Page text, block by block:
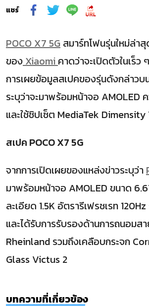
แชร์
POCO X7 5G สมาร์ทโฟนรุ่นใหม่ล่า
ของXiaomiคาดว่าจะเปิดตัวในเร็
การเผยข้อมูลสเปคของรุ่นดังกล่าวบ
ระบุว่าจะมาพร้อมหน้าจอ AMOLED
และใช้ชิปเซ็ต MediaTek
สเปค POCO X7 5G
จากการเปิดเผยของแหล่งข่าวระบุว่า
มาพร้อมหน้าจอ AMOLED ขนาด
ละเอียด 1.5K อัตรารีเฟรชเรท
และได้รับการรับรองด้านการถนอมส
Rheinland รวมถึงเคลือบกระจก
Glass Victus 2
บทความที่เกี่ยวข้อง